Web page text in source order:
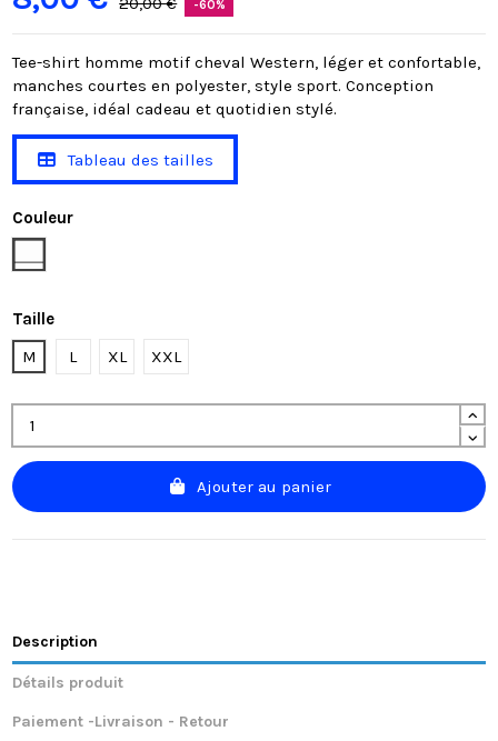
-60%
Tee-shirt homme motif cheval Western, léger et confortable,
manches courtes en polyester, style sport. Conception
française, idéal cadeau et quotidien stylé.
Tableau des tailles
Couleur
Taille
M
L XL XXL
Ajouter au panier
Description
Détails produit
Paiement -Livraison - Retour